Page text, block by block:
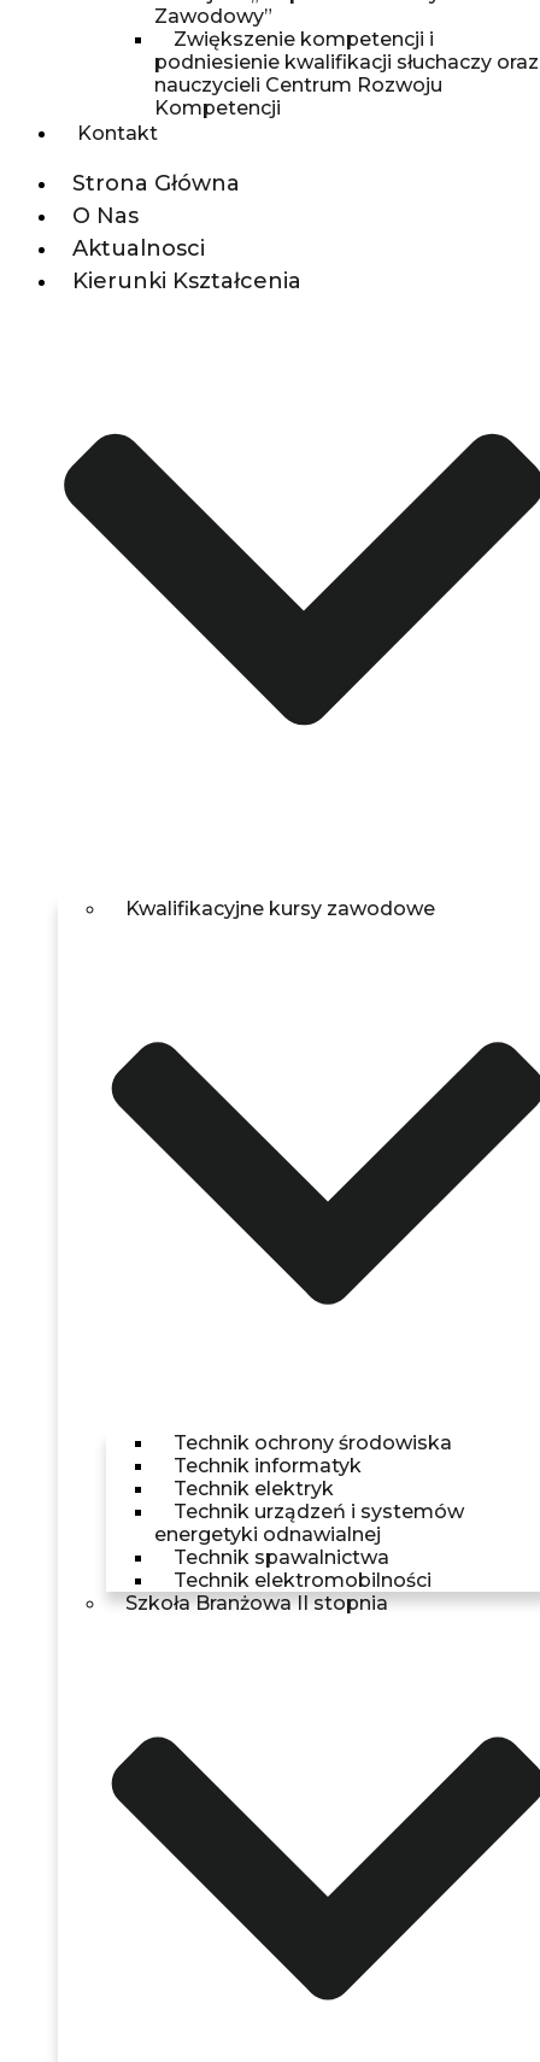
Zawodowy”
Zwiększenie kompetencji i
podniesienie kwalifikacji słuchaczy oraz
nauczycieli Centrum Rozwoju
Kompetencji
Kontakt
Strona Główna
O Nas
Aktualnosci
Kierunki Kształcenia
Kwalifikacyjne kursy zawodowe
Technik ochrony środowiska
Technik informatyk
Technik elektryk
Technik urządzeń i systemów
energetyki odnawialnej
Technik spawalnictwa
Technik elektromobilności
Szkoła Branżowa II stopnia